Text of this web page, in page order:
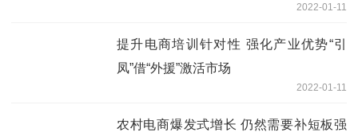
2022-01-11
提升电商培训针对性 强化产业优势“引
凤”借“外援”激活市场
2022-01-11
农村电商爆发式增长 仍然需要补短板强